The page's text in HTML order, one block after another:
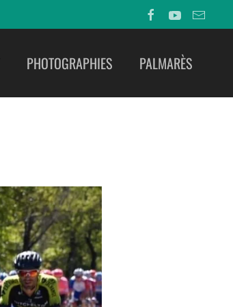
PHOTOGRAPHIES PALMARÈS